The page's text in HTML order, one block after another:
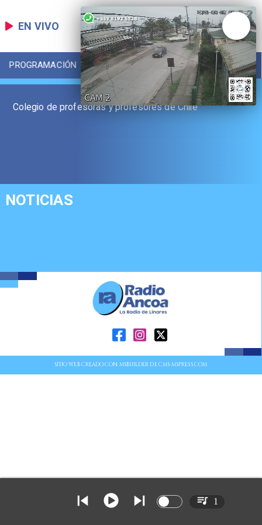
EN VIVO
PROGRAMACIÓN LOCAL DEPORTES
Colegio de profesoras y profesores de Chile
NOTICIAS
SITIO WEB CREADO CON MSBUILDER DE CMS-MSPRESS.COM
1